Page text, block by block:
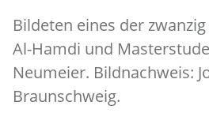
Bildeten eines der
Al-Hamdi und
Neumeier. Bildnachweis:
Braunschweig.